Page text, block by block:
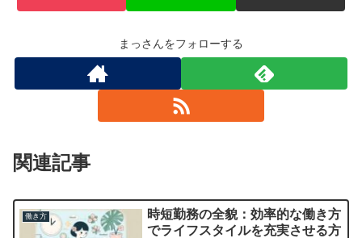
まっさんをフォローする
関連記事
働き方
時短勤務の全貌：効率的な働き方
でライフスタイルを充実させる方